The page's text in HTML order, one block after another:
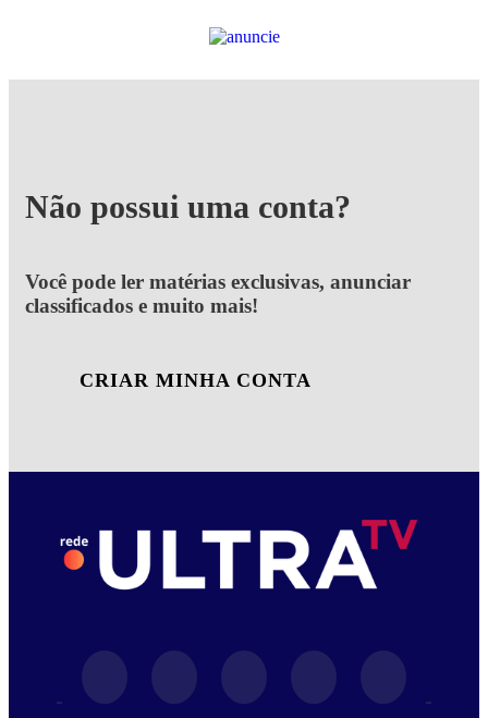
Não possui uma conta?
Você pode ler matérias exclusivas, anunciar
classificados e muito mais!
CRIAR MINHA CONTA